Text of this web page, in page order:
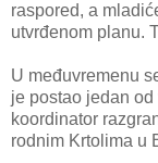
raspored, a
utvrđenom planu.
U međuvremenu
je postao jedan
koordinator
rodnim Krtolima u